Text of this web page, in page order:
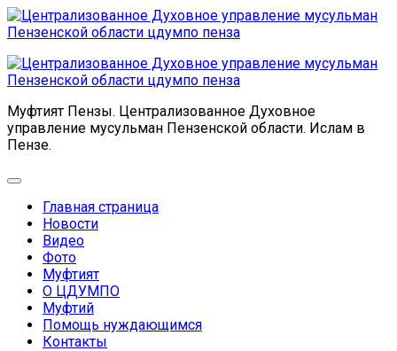
Перейти
к
Муфтият Пензы. Централизованное Духовное
управление мусульман Пензенской области. Ислам в
Пензе.
Развернуть
Главная страница
Родительская
текущая
страница
Новости
Видео
Родительская
текущая
страница
Фото
Муфтият
О ЦДУМПО
Муфтий
Помощь нуждающимся
Контакты